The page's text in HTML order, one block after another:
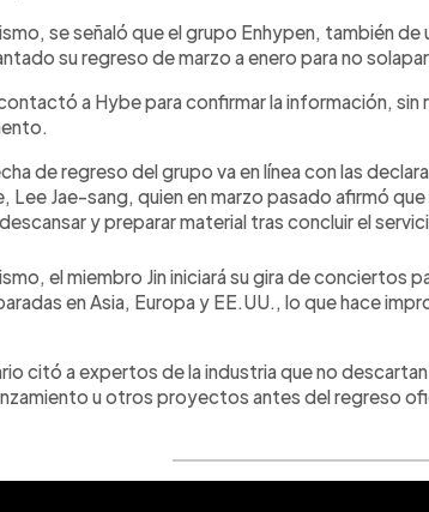
se señaló que el grupo Enhypen, también
su regreso de marzo a enero para no
a Hybe para confirmar la información, sin
de regreso del grupo va en línea con las
Lee Jae-sang, quien en marzo pasado afirmó
y preparar material tras concluir el
el miembro Jin iniciará su gira de conciertos
en Asia, Europa y EE.UU., lo que hace
citó a expertos de la industria que no
u otros proyectos antes del regreso